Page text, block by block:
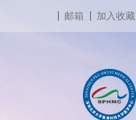
邮箱 加入收藏